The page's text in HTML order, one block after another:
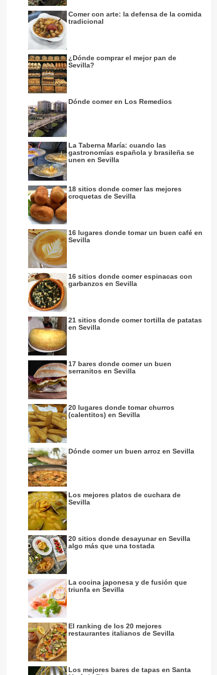
Comer con arte: la defensa de la comida
tradicional
¿Dónde comprar el mejor pan de
Sevilla?
Dónde comer en Los Remedios
La Taberna María: cuando las
gastronomías española y brasileña se
unen en Sevilla
18 sitios donde comer las mejores
croquetas de Sevilla
16 lugares donde tomar un buen café en
Sevilla
16 sitios donde comer espinacas con
garbanzos en Sevilla
21 sitios donde comer tortilla de patatas
en Sevilla
17 bares donde comer un buen
serranitos en Sevilla
20 lugares donde tomar churros
(calentitos) en Sevilla
Dónde comer un buen arroz en Sevilla
Los mejores platos de cuchara de
Sevilla
20 sitios donde desayunar en Sevilla
algo más que una tostada
La cocina japonesa y de fusión que
triunfa en Sevilla
El ranking de los 20 mejores
restaurantes italianos de Sevilla
Los mejores bares de tapas en Santa